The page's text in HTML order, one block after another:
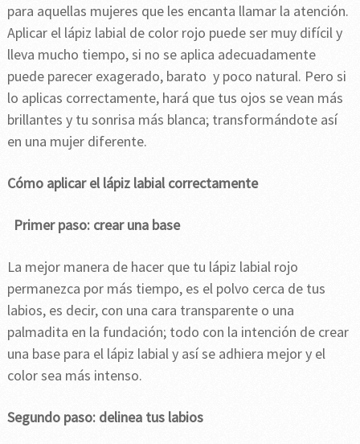
para aquellas mujeres que les encanta llamar la atención.
Aplicar el lápiz labial de color rojo puede ser muy difícil y
lleva mucho tiempo, si no se aplica adecuadamente
puede parecer exagerado, barato y poco natural. Pero si
lo aplicas correctamente, hará que tus ojos se vean más
brillantes y tu sonrisa más blanca; transformándote así
en una mujer diferente.
Cómo aplicar el lápiz labial correctamente
Primer paso: crear una base
La mejor manera de hacer que tu lápiz labial rojo
permanezca por más tiempo, es el polvo cerca de tus
labios, es decir, con una cara transparente o una
palmadita en la fundación; todo con la intención de crear
una base para el lápiz labial y así se adhiera mejor y el
color sea más intenso.
Segundo paso: delinea tus labios